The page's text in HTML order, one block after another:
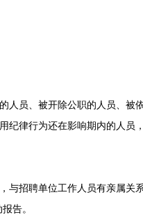
员、被开除公职的人员、被
纪律行为还在影响期内的人员
招聘单位工作人员有亲属关
告。